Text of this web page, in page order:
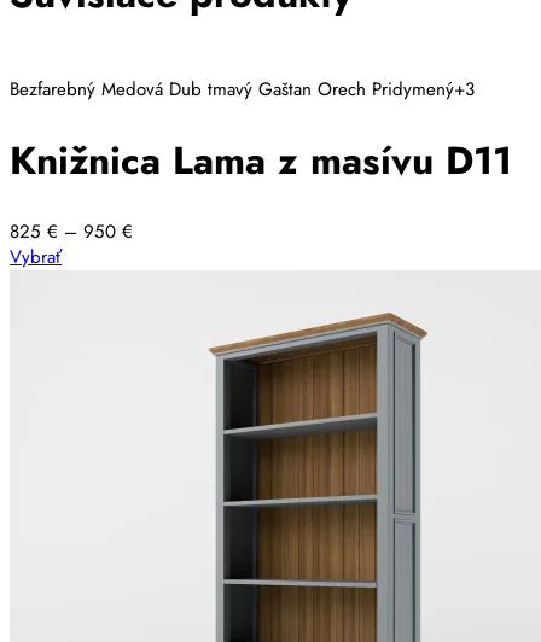
Bezfarebný Medová Dub tmavý Gaštan Orech Pridymený+3
Knižnica Lama z masívu D11
825 € – 950 €
VybraťTento